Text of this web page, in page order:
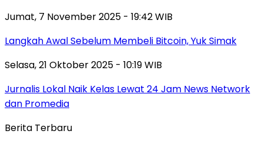
Jumat, 7 November 2025 - 19:42 WIB
Langkah Awal Sebelum Membeli Bitcoin, Yuk Simak
Selasa, 21 Oktober 2025 - 10:19 WIB
Jurnalis Lokal Naik Kelas Lewat 24 Jam News Network
dan Promedia
Berita Terbaru